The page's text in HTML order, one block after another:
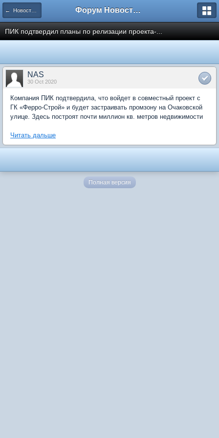
← Новости рынка недвижимости Форум Новостройки
ПИК подтвердил планы по релизации проекта-...
NAS
30 Oct 2020
Компания ПИК подтвердила, что войдет в совместный проект с
ГК «Ферро-Строй» и будет застраивать промзону на Очаковской
улице. Здесь построят почти миллион кв. метров недвижимости
Читать дальше
Полная версия